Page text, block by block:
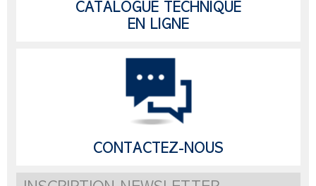
CATALOGUE TECHNIQUE
EN LIGNE
CONTACTEZ-NOUS